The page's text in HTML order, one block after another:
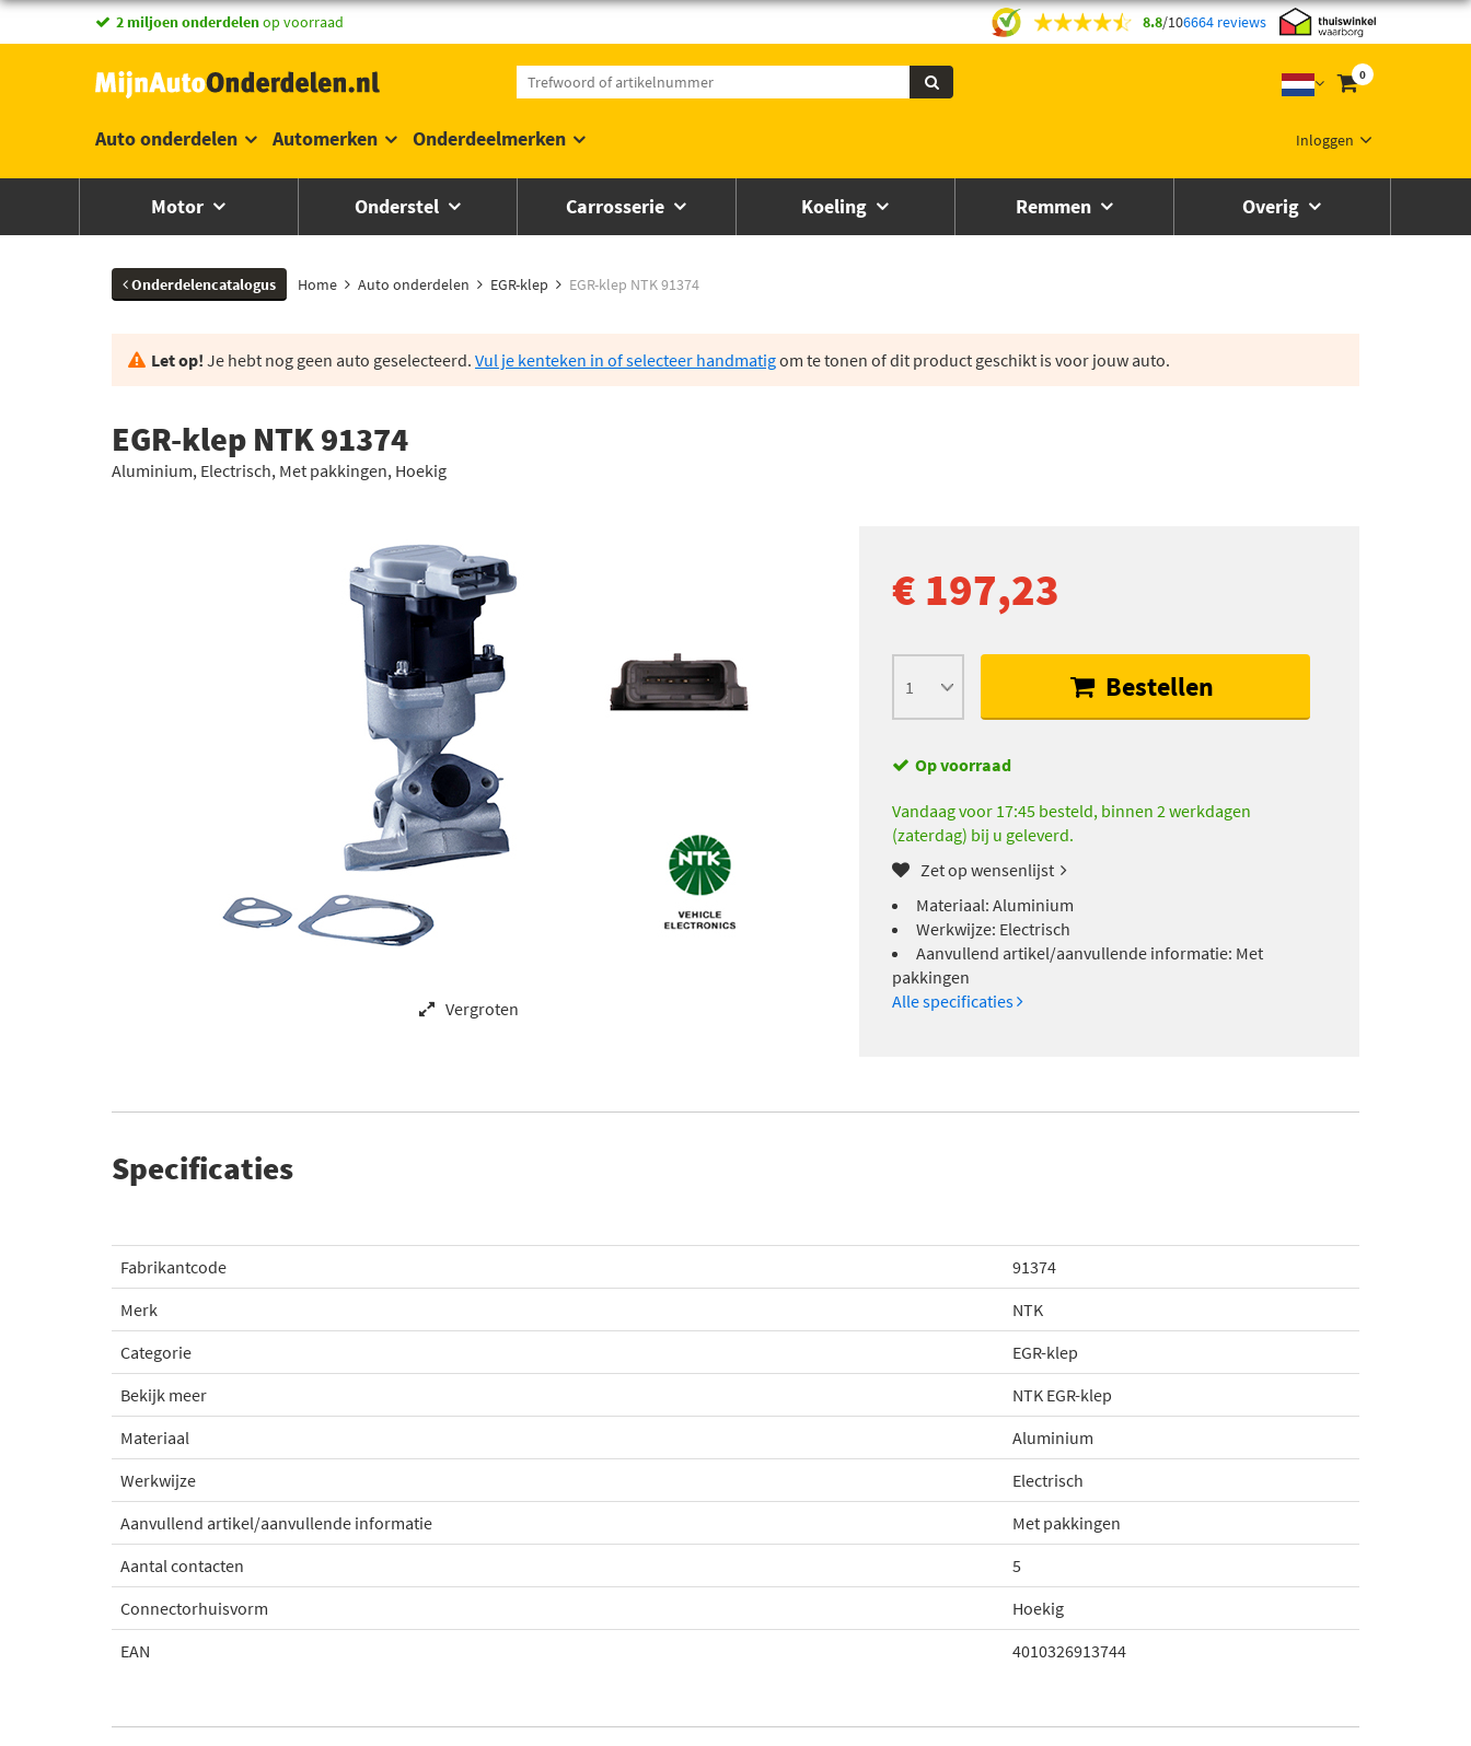
vandaag besteld,morgen in huis *
2 miljoen onderdelenop voorraad 8.8/106664 reviews
0
Inloggen
Auto onderdelen Automerken Onderdeelmerken
Motor Onderstel Carrosserie Koeling Remmen Overig
Onderdelencatalogus Home Auto onderdelen EGR-klep EGR-klep NTK 91374
Let op! Je hebt nog geen auto geselecteerd. Vul je kenteken in of selecteer handmatigom te tonen of dit product geschikt is voor jouw auto.
EGR-klep NTK 91374
Aluminium, Electrisch, Met pakkingen, Hoekig
Vergroten
€ 197,23
Bestellen
Op voorraad
Vandaag voor 17:45 besteld, binnen 2 werkdagen
(zaterdag) bij u geleverd.
Zet op wensenlijst
Materiaal: Aluminium
Werkwijze: Electrisch
Aanvullend artikel/aanvullende informatie: Met
pakkingen
Alle specificaties
Specificaties
Fabrikantcode
91374
Merk
NTK
Categorie
EGR-klep
Bekijk meer
NTK EGR-klep
Materiaal
Aluminium
Werkwijze
Electrisch
Aanvullend artikel/aanvullende informatie
Met pakkingen
Aantal contacten
5
Connectorhuisvorm
Hoekig
EAN
4010326913744